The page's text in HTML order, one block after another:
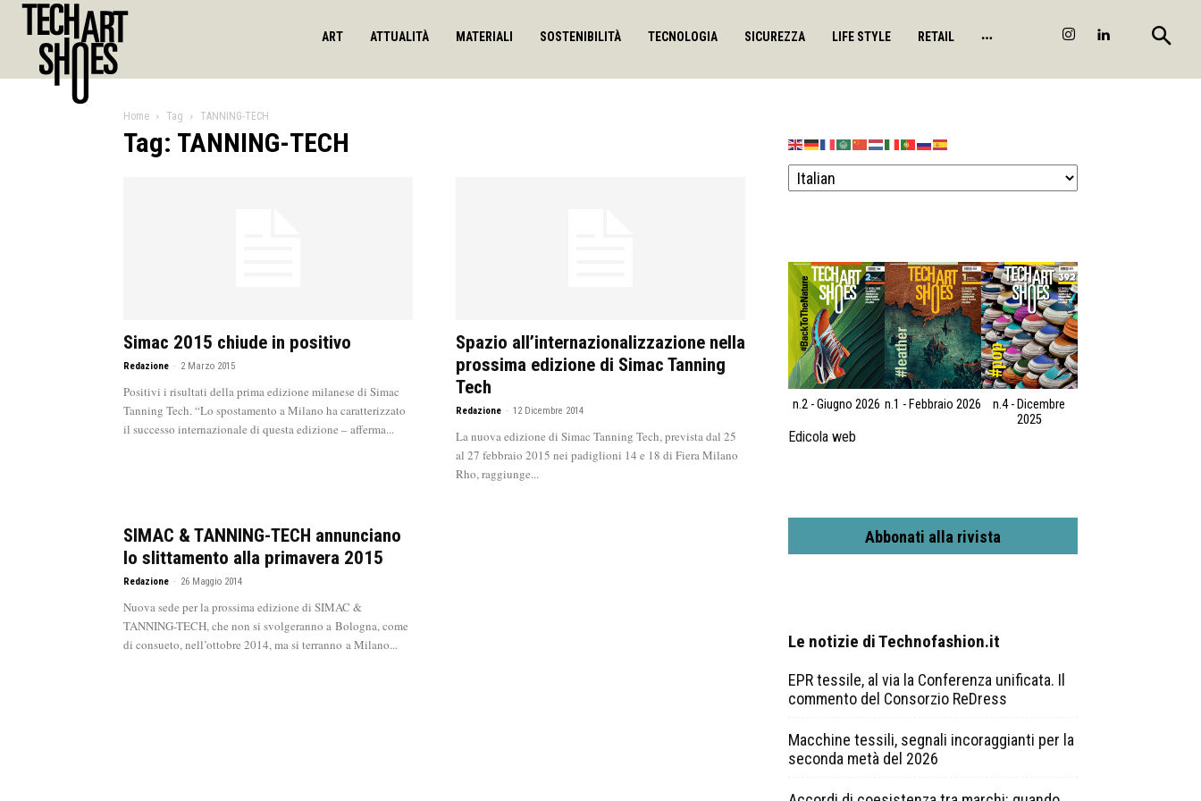
ART ATTUALITÀ MATERIALI SOSTENIBILITÀ TECNOLOGIA SICUREZZA LIFE STYLE RETAIL
Home Tag TANNING-TECH
Tag: TANNING-TECH
Simac 2015 chiude in positivo
Redazione - 2 Marzo 2015
Positivi i risultati della prima edizione milanese di Simac
Tanning Tech. “Lo spostamento a Milano ha caratterizzato
il successo internazionale di questa edizione – afferma...
Spazio all’internazionalizzazione nella
prossima edizione di Simac Tanning
Tech
Redazione - 12 Dicembre 2014
La nuova edizione di Simac Tanning Tech, prevista dal 25
al 27 febbraio 2015 nei padiglioni 14 e 18 di Fiera Milano
Rho, raggiunge...
SIMAC & TANNING-TECH annunciano
lo slittamento alla primavera 2015
Redazione - 26 Maggio 2014
Nuova sede per la prossima edizione di SIMAC &
TANNING-TECH, che non si svolgeranno a Bologna, come
di consueto, nell’ottobre 2014, ma si terranno a Milano...
n.2 - Giugno 2026 n.1 - Febbraio 2026
n.4 - Dicembre
2025
Edicola web
Abbonati alla rivista
Le notizie di Technofashion.it
EPR tessile, al via la Conferenza unificata. Il
commento del Consorzio ReDress
Macchine tessili, segnali incoraggianti per la
seconda metà del 2026